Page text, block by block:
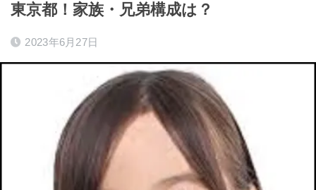
東京都！家族・兄弟構成は？
2023年6月27日